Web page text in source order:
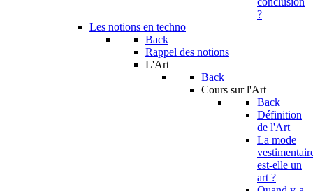
?
Les notions en techno
Back
Rappel des notions
L'Art
Back
Cours sur l'Art
Back
Définition
de l'Art
La mode
est-elle un
art ?